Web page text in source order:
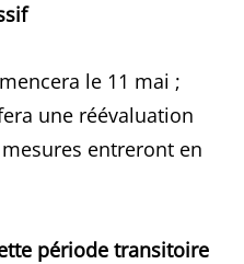
le 11 mai ;
une réévaluation
entreront en
période transitoire